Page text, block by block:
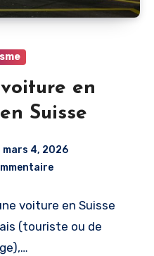
en
Suisse
mars 4, 2026
voiture en Suisse
(touriste ou de